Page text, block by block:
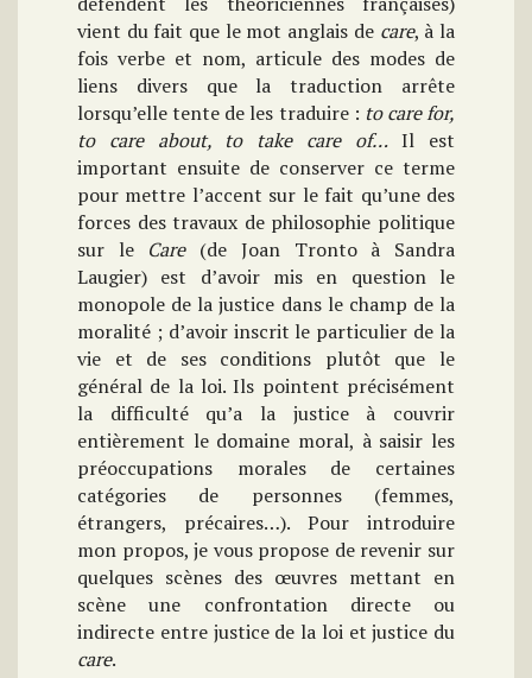
vient du fait que le mot anglais decare, à la
fois verbe et nom, articule des modes de
liens divers que la traduction arrête
lorsqu’elle tente de les traduire : to care for,
to care about, to take care of…Il est
important ensuite de conserver ce terme
pour mettre l’accent sur le fait qu’une des
forces des travaux de philosophie politique
sur le Care(de Joan Tronto à Sandra
Laugier) est d’avoir mis en question le
monopole de la justice dans le champ de la
moralité ; d’avoir inscrit le particulier de la
vie et de ses conditions plutôt que le
général de la loi. Ils pointent précisément
la difficulté qu’a la justice à couvrir
entièrement le domaine moral, à saisir les
préoccupations morales de certaines
catégories de personnes (femmes,
étrangers, précaires…). Pour introduire
mon propos, je vous propose de revenir sur
quelques scènes des œuvres mettant en
scène une confrontation directe ou
indirecte entre justice de la loi et justice du
care.